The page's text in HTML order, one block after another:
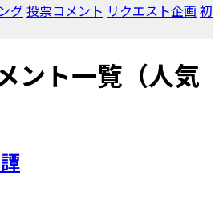
グ投票コメント リクエスト企画 初
ント一覧（人気